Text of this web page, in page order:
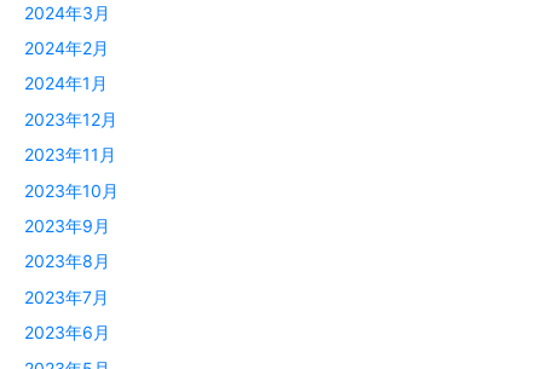
2024年3月
2024年2月
2024年1月
2023年12月
2023年11月
2023年10月
2023年9月
2023年8月
2023年7月
2023年6月